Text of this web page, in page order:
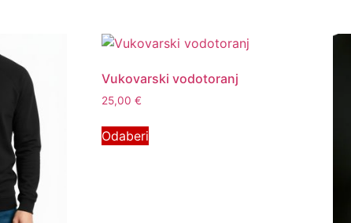
Vukovarski vodotoranj
25,00 €
Odaberi